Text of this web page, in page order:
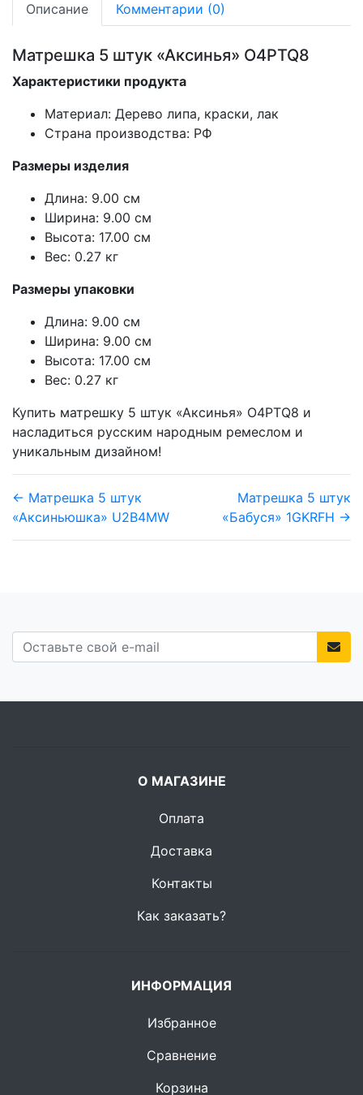
Описание Комментарии (0)
Матрешка 5 штук «Аксинья» O4PTQ8
Характеристики продукта
Материал: Дерево липа, краски, лак
Страна производства: РФ
Размеры изделия
Длина: 9.00 см
Ширина: 9.00 см
Высота: 17.00 см
Вес: 0.27 кг
Размеры упаковки
Длина: 9.00 см
Ширина: 9.00 см
Высота: 17.00 см
Вес: 0.27 кг
Купить матрешку 5 штук «Аксинья» O4PTQ8 и
насладиться русским народным ремеслом и
уникальным дизайном!
← Матрешка 5 штук
«Аксиньюшка» U2B4MW
Матрешка 5 штук
«Бабуся» 1GKRFH →
О МАГАЗИНЕ
Оплата
Доставка
Контакты
Как заказать?
ИНФОРМАЦИЯ
Избранное
Сравнение
Корзина